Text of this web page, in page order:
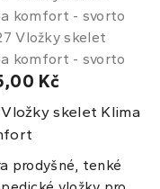
Kč
Vložky skelet Klima
prodyšné, tenké